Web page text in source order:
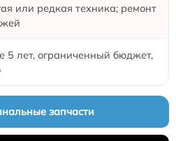
или редкая техника; ремонт
5 лет, ограниченный бюджет,
запчасти